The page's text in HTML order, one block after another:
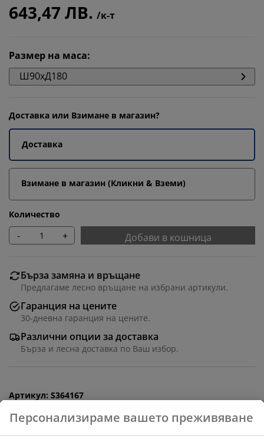
643,47 ЛВ. /к-т
Размер на маса:
Ш90xД180
Доставка или Взимане в магазин?
Доставка
Взимане в магазин (Кликни & Вземи)
Количество
- + Добави в кошница
Бърза замяна и връщане
Предлагаме лесно връщане на избрани артикули.
Гаранция на цените
30-дневна гаранция на цените.
Различни опции за доставка
Бърза и лесна доставка по Ваш избор.
Артикул: S364167
Персонализираме вашето преживяване